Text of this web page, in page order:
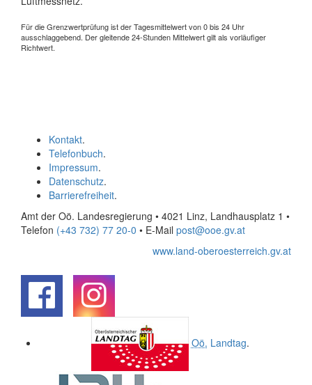
Für die Grenzwertprüfung ist der Tagesmittelwert von 0 bis 24 Uhr
ausschlaggebend. Der gleitende 24-Stunden Mittelwert gilt als vorläufiger
Richtwert.
Kontakt.
Telefonbuch.
Impressum.
Datenschutz.
Barrierefreiheit.
Amt der Oö. Landesregierung • 4021 Linz, Landhausplatz 1 •
Telefon (+43 732) 77 20-0 • E-Mail post@ooe.gv.at
www.land-oberoesterreich.gv.at
Oö. Landtag.